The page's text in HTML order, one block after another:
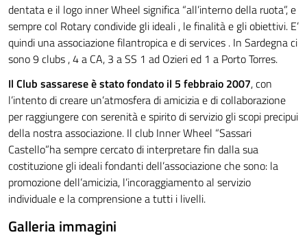
dentata e il logo inner Wheel significa “all’interno della ruota”, e
sempre col Rotary condivide gli ideali , le finalità e gli obiettivi. E’
quindi una associazione filantropica e di services . In Sardegna ci
sono 9 clubs , 4 a CA, 3 a SS 1 ad Ozieri ed 1 a Porto Torres.
Il Club sassarese è stato fondato il 5 febbraio 2007, con
l’intento di creare un’atmosfera di amicizia e di collaborazione
per raggiungere con serenità e spirito di servizio gli scopi precipui
della nostra associazione. Il club Inner Wheel “Sassari
Castello”ha sempre cercato di interpretare fin dalla sua
costituzione gli ideali fondanti dell’associazione che sono: la
promozione dell’amicizia, l’incoraggiamento al servizio
individuale e la comprensione a tutti i livelli.
Galleria immagini